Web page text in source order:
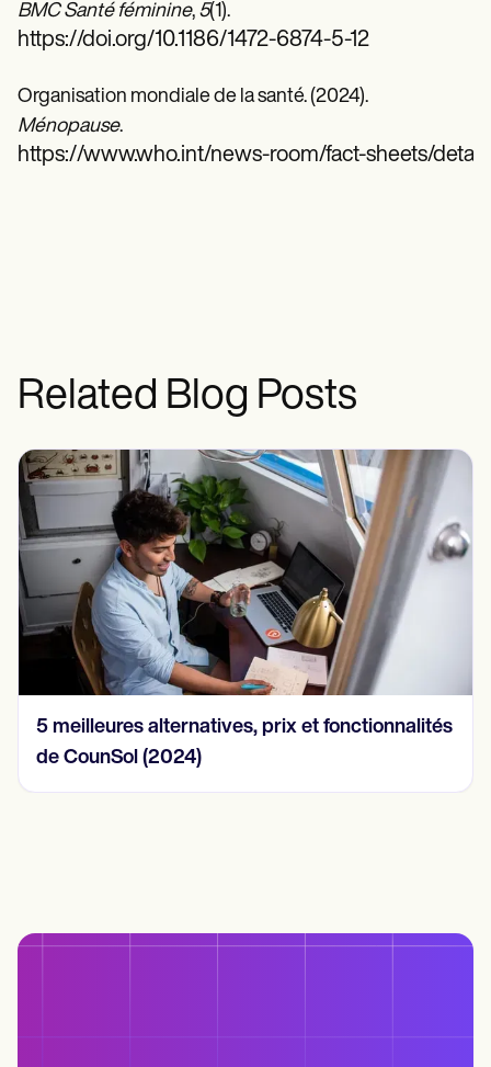
BMC Santé féminine, 5(1).
https://doi.org/10.1186/1472-6874-5-12
Organisation mondiale de la santé. (2024).
Ménopause.
https://www.who.int/news-room/fact-sheets/
Related Blog Posts
5 meilleures alternatives, prix et fonctionnalités
de CounSol (2024)